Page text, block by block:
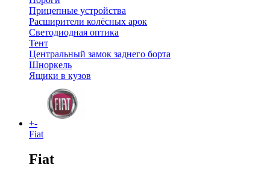
Прицепные устройства
Расширители колёсных арок
Светодиодная оптика
Тент
Центральный замок заднего борта
Шноркель
Ящики в кузов
+-
Fiat
Fiat